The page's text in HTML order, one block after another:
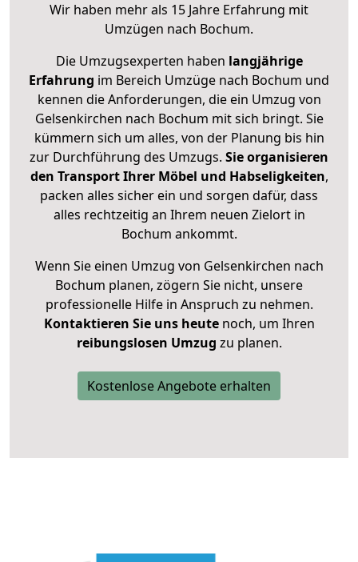
Wir haben mehr als 15 Jahre Erfahrung mit
Umzügen nach Bochum.
Die Umzugsexperten haben langjährige
Erfahrung im Bereich Umzüge nach Bochum und
kennen die Anforderungen, die ein Umzug von
Gelsenkirchen nach Bochum mit sich bringt. Sie
kümmern sich um alles, von der Planung bis hin
zur Durchführung des Umzugs. Sie organisieren
den Transport Ihrer Möbel und Habseligkeiten,
packen alles sicher ein und sorgen dafür, dass
alles rechtzeitig an Ihrem neuen Zielort in
Bochum ankommt.
Wenn Sie einen Umzug von Gelsenkirchen nach
Bochum planen, zögern Sie nicht, unsere
professionelle Hilfe in Anspruch zu nehmen.
Kontaktieren Sie uns heutenoch, um Ihren
reibungslosen Umzug zu planen.
Kostenlose Angebote erhalten